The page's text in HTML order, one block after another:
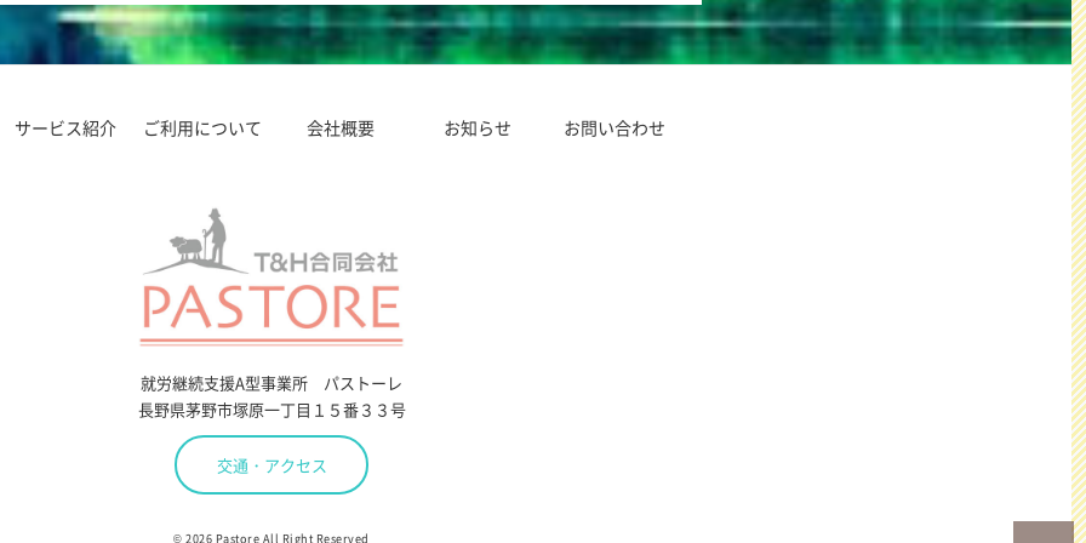
サービス紹介 ご利用について 会社概要 お知らせ お問い合わせ
就労継続支援A型事業所 パストーレ
長野県茅野市塚原一丁目１５番３３号
交通・アクセス
© 2026 Pastore All Right Reserved